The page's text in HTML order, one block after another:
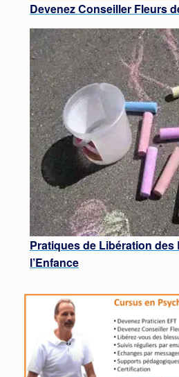
Devenez Conseiller Fleurs
Pratiques de Libération des
l’Enfance